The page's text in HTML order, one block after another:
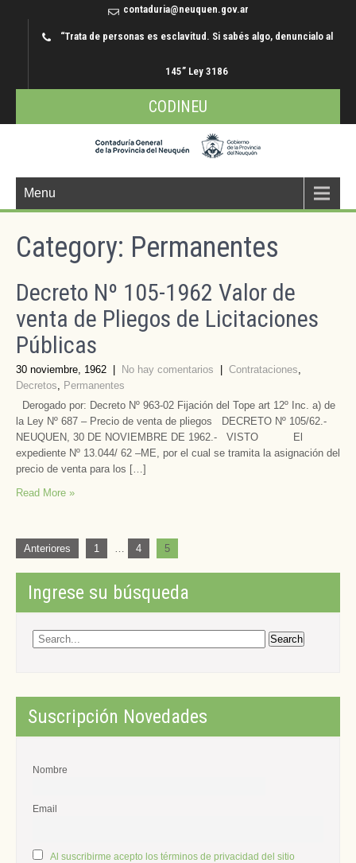
contaduria@neuquen.gov.ar
“Trata de personas es esclavitud. Si sabés algo, denuncialo al
145” Ley 3186
CODINEU
Menu
Category: Permanentes
Decreto Nº 105-1962 Valor de
venta de Pliegos de Licitaciones
Públicas
30 noviembre, 1962 No hay comentarios Contrataciones,
Decretos, Permanentes
Derogado por: Decreto Nº 963-02 Fijación del Tope art 12º Inc. a) de
la Ley Nº 687 – Precio de venta de pliegos DECRETO Nº 105/62.-
NEUQUEN, 30 DE NOVIEMBRE DE 1962.- VISTO El
expediente Nº 13.044/ 62 –ME, por el cual se tramita la asignación del
precio de venta para los […]
Read More »
Paginación
de
entradas
Anteriores 1 … 4 5
Ingrese su búsqueda
Suscripción Novedades
Nombre
Email
Al suscribirme acepto los términos de privacidad del sitio